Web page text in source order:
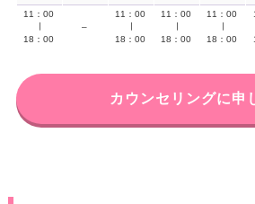
11：00
18：00
–
11：00
18：00
11：00
18：00
11：00
18：00
カウンセリングに申